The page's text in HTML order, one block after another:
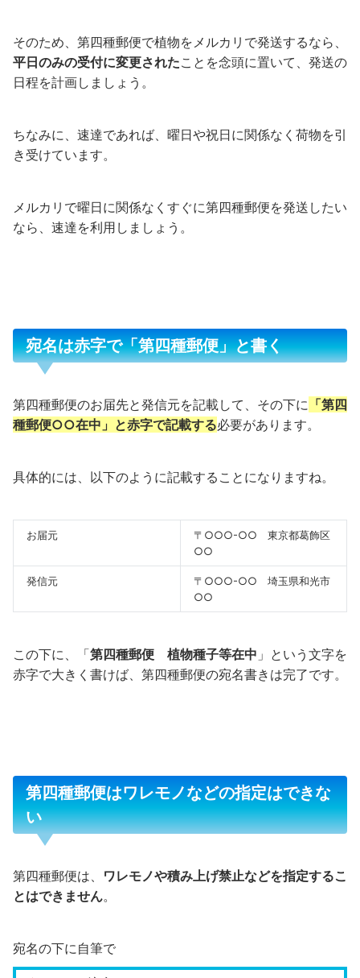
そのため、第四種郵便で植物をメルカリで発送するなら、
平日のみの受付に変更されたことを念頭に置いて、発送の
日程を計画しましょう。
ちなみに、速達であれば、曜日や祝日に関係なく荷物を引
き受けています。
メルカリで曜日に関係なくすぐに第四種郵便を発送したい
なら、速達を利用しましょう。
宛名は赤字で「第四種郵便」と書く
第四種郵便のお届先と発信元を記載して、その下に 「第四
種郵便○○在中」と赤字で記載する必要があります。
具体的には、以下のように記載することになりますね。
お届元
〒○○○-○○ 東京都葛飾区
○○
発信元
〒○○○-○○ 埼玉県和光市
○○
この下に、「第四種郵便 植物種子等在中 」という文字を
赤字で大きく書けば、第四種郵便の宛名書きは完了です。
第四種郵便はワレモノなどの指定はできな
い
第四種郵便は、 ワレモノや積み上げ禁止などを指定するこ
とはできません。
宛名の下に自筆で